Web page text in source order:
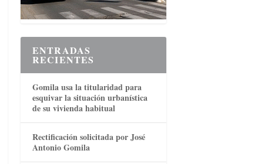
ENTRADAS
RECIENTES
Gomila usa la titularidad para
esquivar la situación urbanística
de su vivienda habitual
Rectificación solicitada por José
Antonio Gomila